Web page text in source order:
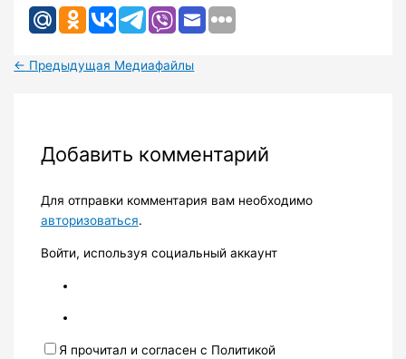
← Предыдущая Медиафайлы
Добавить комментарий
Для отправки комментария вам необходимо
авторизоваться.
Войти, используя социальный аккаунт
Я прочитал и согласен с Политикой